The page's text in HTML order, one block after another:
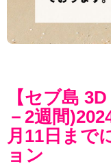
【セブ島
－2週間
月11日まで
ョン